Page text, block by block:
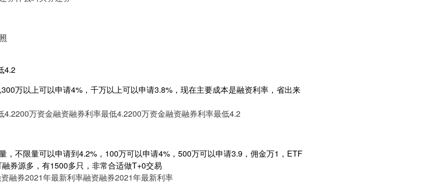
4.2
万以上可以申请4%，千万以上可以申请3.8%，现在主要成本是融资利率，省出来
4.2200万资金融资融券利率最低4.2200万资金融资融券利率最低4.2
，不限量可以申请到4.2%，100万可以申请4%，500万可以申请3.9，佣金万1，ETF
券源多，有1500多只，非常合适做T+0交易
融券2021年最新利率融资融券2021年最新利率